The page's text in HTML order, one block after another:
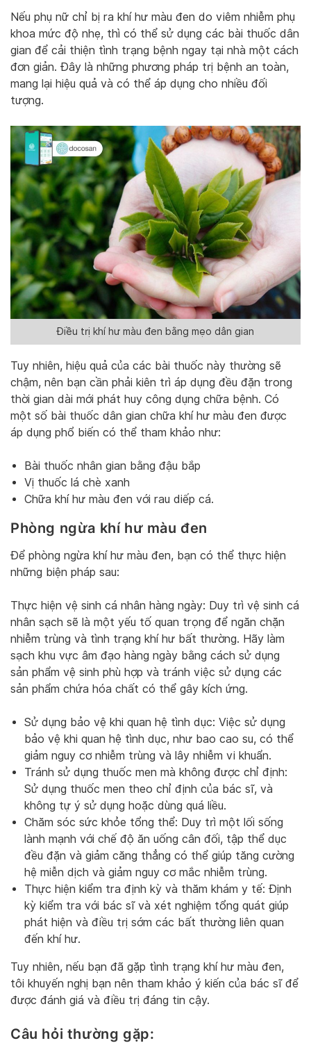
Nếu phụ nữ chỉ bị ra khí hư màu đen do viêm nhiễm phụ
khoa mức độ nhẹ, thì có thể sử dụng các bài thuốc dân
gian để cải thiện tình trạng bệnh ngay tại nhà một cách
đơn giản. Đây là những phương pháp trị bệnh an toàn,
mang lại hiệu quả và có thể áp dụng cho nhiều đối
tượng.
Điều trị khí hư màu đen bằng mẹo dân gian
Tuy nhiên, hiệu quả của các bài thuốc này thường sẽ
chậm, nên bạn cần phải kiên trì áp dụng đều đặn trong
thời gian dài mới phát huy công dụng chữa bệnh. Có
một số bài thuốc dân gian chữa khí hư màu đen được
áp dụng phổ biến có thể tham khảo như:
Bài thuốc nhân gian bằng đậu bắp
Vị thuốc lá chè xanh
Chữa khí hư màu đen với rau diếp cá.
Phòng ngừa khí hư màu đen
Để phòng ngừa khí hư màu đen, bạn có thể thực hiện
những biện pháp sau:
Thực hiện vệ sinh cá nhân hàng ngày: Duy trì vệ sinh cá
nhân sạch sẽ là một yếu tố quan trọng để ngăn chặn
nhiễm trùng và tình trạng khí hư bất thường. Hãy làm
sạch khu vực âm đạo hàng ngày bằng cách sử dụng
sản phẩm vệ sinh phù hợp và tránh việc sử dụng các
sản phẩm chứa hóa chất có thể gây kích ứng.
Sử dụng bảo vệ khi quan hệ tình dục: Việc sử dụng
bảo vệ khi quan hệ tình dục, như bao cao su, có thể
giảm nguy cơ nhiễm trùng và lây nhiễm vi khuẩn.
Tránh sử dụng thuốc men mà không được chỉ định:
Sử dụng thuốc men theo chỉ định của bác sĩ, và
không tự ý sử dụng hoặc dùng quá liều.
Chăm sóc sức khỏe tổng thể: Duy trì một lối sống
lành mạnh với chế độ ăn uống cân đối, tập thể dục
đều đặn và giảm căng thẳng có thể giúp tăng cường
hệ miễn dịch và giảm nguy cơ mắc nhiễm trùng.
Thực hiện kiểm tra định kỳ và thăm khám y tế: Định
kỳ kiểm tra với bác sĩ và xét nghiệm tổng quát giúp
phát hiện và điều trị sớm các bất thường liên quan
đến khí hư.
Tuy nhiên, nếu bạn đã gặp tình trạng khí hư màu đen,
tôi khuyến nghị bạn nên tham khảo ý kiến ​​của bác sĩ để
được đánh giá và điều trị đáng tin cậy.
Câu hỏi thường gặp: